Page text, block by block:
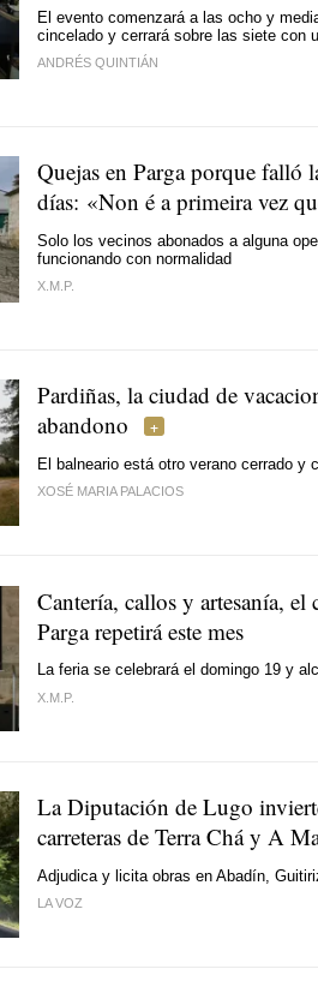
El evento comenzará a las ocho y
cincelado y cerrará sobre las siete con
ANDRÉS QUINTIÁN
Quejas en Parga porque falló
días: «Non é a primeira vez
Solo los vecinos abonados a alguna
funcionando con normalidad
X.M.P.
Pardiñas, la ciudad de
abandono
El balneario está otro verano cerrado y
XOSÉ MARIA PALACIOS
Cantería, callos y artesanía,
Parga repetirá este mes
La feria se celebrará el domingo 19 y
X.M.P.
La Diputación de Lugo
carreteras de Terra Chá y A
Adjudica y licita obras en Abadín,
LA VOZ